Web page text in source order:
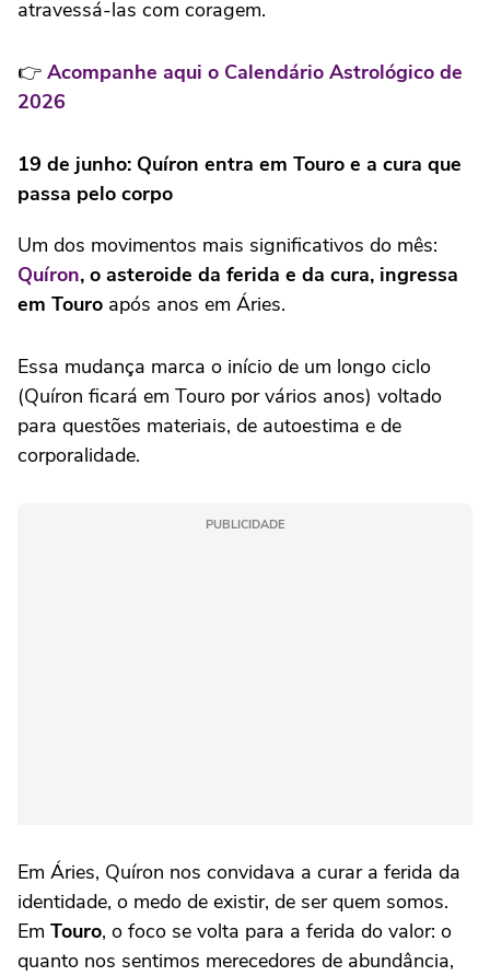
atravessá-las com coragem.
👉 Acompanhe aqui o Calendário Astrológico de
2026
19 de junho: Quíron entra em Touro e a cura que
passa pelo corpo
Um dos movimentos mais significativos do mês:
Quíron, o asteroide da ferida e da cura, ingressa
em Touro após anos em Áries.
Essa mudança marca o início de um longo ciclo
(Quíron ficará em Touro por vários anos) voltado
para questões materiais, de autoestima e de
corporalidade.
PUBLICIDADE
Em Áries, Quíron nos convidava a curar a ferida da
identidade, o medo de existir, de ser quem somos.
Em Touro, o foco se volta para a ferida do valor: o
quanto nos sentimos merecedores de abundância,